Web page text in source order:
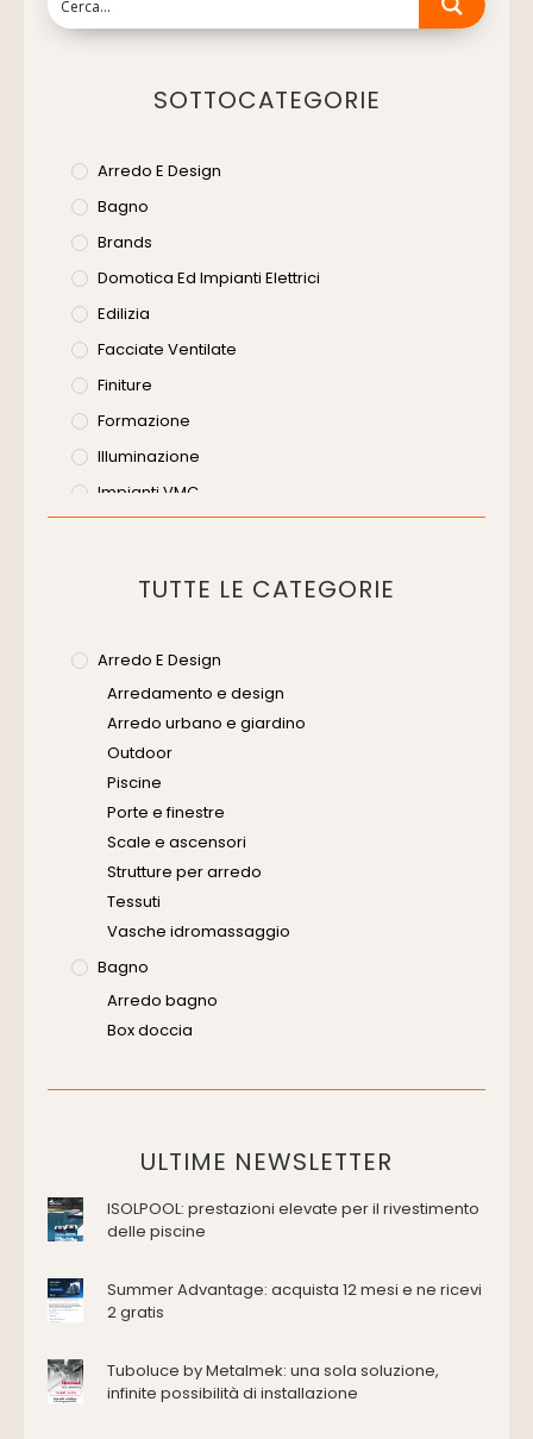
SOTTOCATEGORIE
Arredo E Design
Bagno
Brands
Domotica Ed Impianti Elettrici
Edilizia
Facciate Ventilate
Finiture
Formazione
Illuminazione
Impianti VMC
Progettazione Infrastrutturale
Senza Categoria
Software
TUTTE LE CATEGORIE
Arredo E Design
Arredamento e design
Arredo urbano e giardino
Outdoor
Piscine
Porte e finestre
Scale e ascensori
Strutture per arredo
Tessuti
Vasche idromassaggio
Bagno
Arredo bagno
Box doccia
Placche di comando per wc
Domotica Ed Impianti Elettrici
Edilizia
Antincendio e sicurezza
Attrezzature manuali
Cappe d'aspirazione
Consolidamento
ULTIME NEWSLETTER
ISOLPOOL: prestazioni elevate per il rivestimento
delle piscine
Summer Advantage: acquista 12 mesi e ne ricevi
2 gratis
Tuboluce by Metalmek: una sola soluzione,
infinite possibilità di installazione